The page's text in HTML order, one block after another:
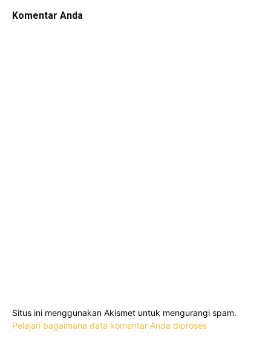
Komentar Anda
Situs ini menggunakan Akismet untuk mengurangi spam.
Pelajari bagaimana data komentar Anda diproses